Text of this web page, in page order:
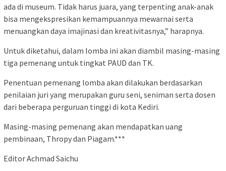
ada di museum. Tidak harus juara, yang terpenting anak-anak
bisa mengekspresikan kemampuannya mewarnai serta
menuangkan daya imajinasi dan kreativitasnya,” harapnya.
Untuk diketahui, dalam lomba ini akan diambil masing-masing
tiga pemenang untuk tingkat PAUD dan TK.
Penentuan pemenang lomba akan dilakukan berdasarkan
penilaian juri yang merupakan guru seni, seniman serta dosen
dari beberapa perguruan tinggi di kota Kediri.
Masing-masing pemenang akan mendapatkan uang
pembinaan, Thropy dan Piagam.***
Editor Achmad Saichu